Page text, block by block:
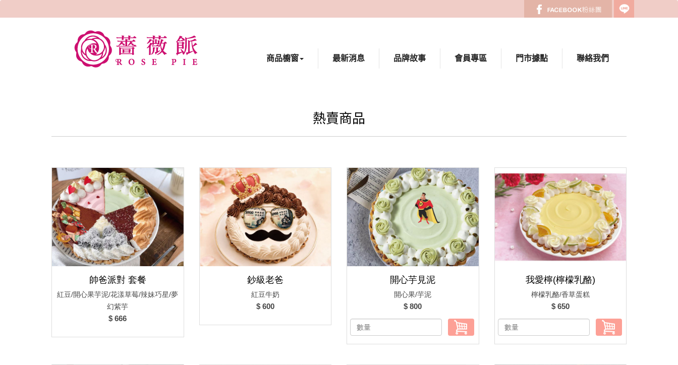
商品櫥窗 最新消息 品牌故事 會員專區 門市據點 聯絡我們
熱賣商品
帥爸派對 套餐
紅豆/開心果芋泥/花漾草莓/辣妹巧星/夢
幻紫芋
$ 666
鈔級老爸
紅豆牛奶
$ 600
開心芋見泥
開心果/芋泥
$ 800
我愛檸(檸檬乳酪)
檸檬乳酪/香草蛋糕
$ 650